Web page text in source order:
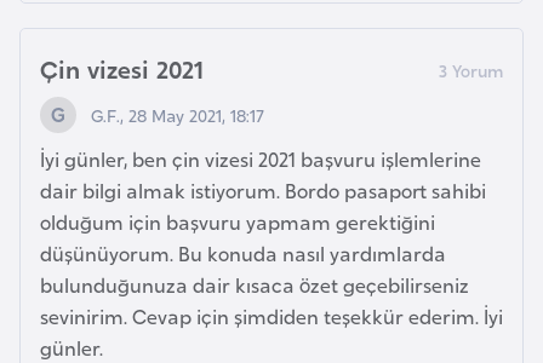
Çin vizesi 2021
G.F., 28 May 2021, 18:17
İyi günler, ben çin vizesi 2021 başvuru işlemlerine
dair bilgi almak istiyorum. Bordo pasaport sahibi
olduğum için başvuru yapmam gerektiğini
düşünüyorum. Bu konuda nasıl yardımlarda
bulunduğunuza dair kısaca özet geçebilirseniz
sevinirim. Cevap için şimdiden teşekkür ederim. İyi
günler.
a
K
u
v
e
y
t